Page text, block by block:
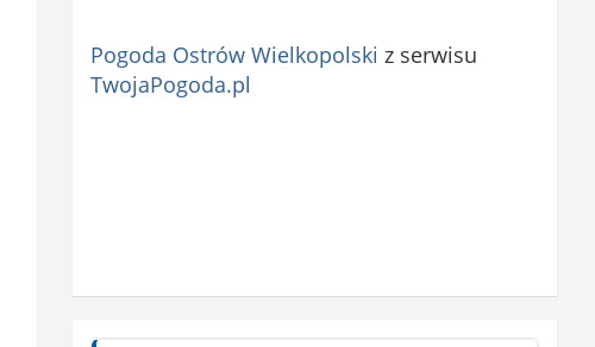
Pogoda Ostrów Wielkopolski z serwisu
TwojaPogoda.pl